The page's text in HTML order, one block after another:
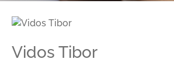
Vidos Tibor